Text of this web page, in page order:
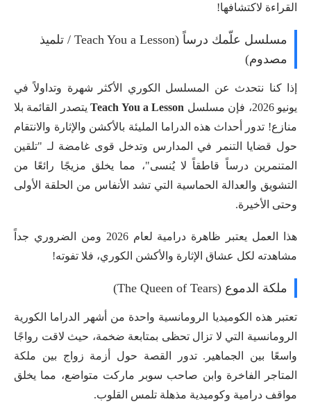
القراءة لاكتشافها!
مسلسل علّمك درساً (Teach You a Lesson / تلميذ
مصدوم)
إذا كنا نتحدث عن المسلسل الكوري الأكثر شهرة وتداولاً في
يونيو 2026، فإن مسلسل
Teach You a Lessonيتصدر القائمة بلا
منازع! تدور أحداث هذه الدراما المليئة بالأكشن والإثارة والانتقام
حول قضايا التنمر في المدارس وتدخل قوى غامضة لـ "تلقين
المتنمرين درساً قاطقاً لا يُنسى"، مما يخلق مزيجًا رائعًا من
التشويق والعدالة الحماسية التي تشد الأنفاس من الحلقة الأولى
وحتى الأخيرة.
هذا العمل يعتبر ظاهرة درامية لعام 2026 ومن الضروري جداً
مشاهدته لكل عشاق الإثارة والأكشن الكوري، فلا تفوته!
ملكة الدموع (The Queen of Tears)
تعتبر هذه الكوميديا الرومانسية واحدة من أشهر الدراما الكورية
الرومانسية التي لا تزال تحظى بمتابعة ضخمة، حيث لاقت رواجًا
واسعًا بين الجماهير. تدور القصة حول أزمة زواج بين ملكة
المتاجر الفاخرة وابن صاحب سوبر ماركت متواضع، مما يخلق
مواقف درامية وكوميدية مذهلة تلمس القلوب.